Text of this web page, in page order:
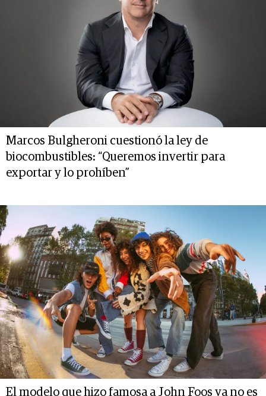
Marcos Bulgheroni cuestionó la ley de
biocombustibles: “Queremos invertir para
exportar y lo prohíben”
El modelo que hizo famosa a John Foos ya no es